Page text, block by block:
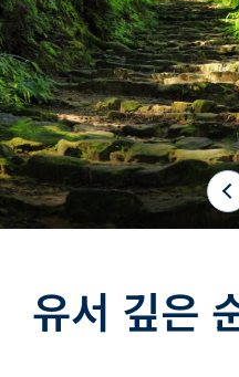
한국어
ภาษาไทย
유서 깊은